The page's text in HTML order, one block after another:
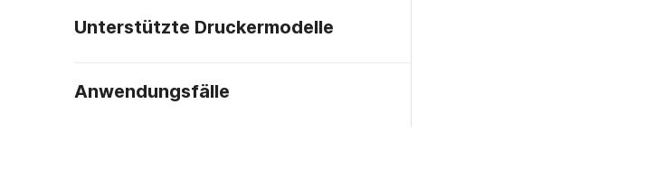
Unterstützte Druckermodelle
Anwendungsfälle